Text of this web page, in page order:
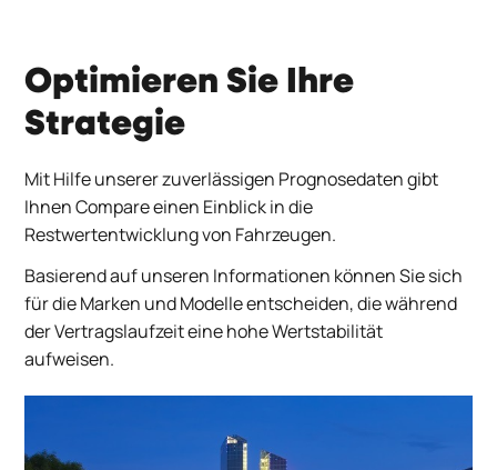
Optimieren Sie Ihre
Strategie
Mit Hilfe unserer zuverlässigen Prognosedaten gibt
IhnenCompareeinen Einblick in die
Restwertentwicklung von Fahrzeugen.
Basierend auf unseren Informationen können Sie sich
für die Marken und Modelle entscheiden, die während
der Vertragslaufzeit eine hohe Wertstabilität
aufweisen.